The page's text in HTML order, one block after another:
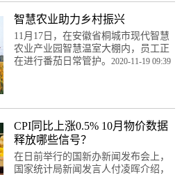
智慧农业助力乡村振兴
11月17日，在安徽省桐城市现代智慧
农业产业园智慧温室大棚内，员工正
在进行番茄日常管护。 2020-11-19 09:39
CPI同比上涨0.5% 10月物价数据
释放哪些信号？
在日前举行的国新办新闻发布会上，
国家统计局新闻发言人付凌晖介绍，